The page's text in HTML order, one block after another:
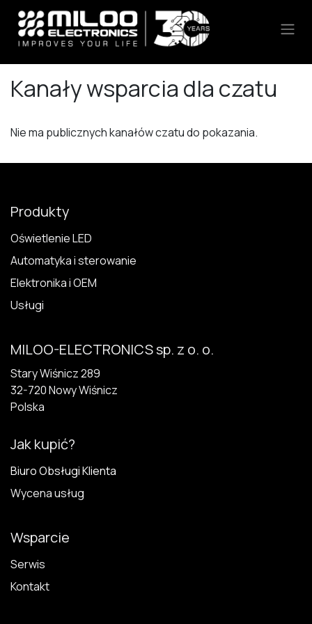
Skip to Content
Kanały wsparcia dla czatu
Nie ma publicznych kanałów czatu do pokazania.
Produkty
Oświetlenie LED
Automatyka i sterowanie
Elektronika i OEM
Usługi
MILOO-ELECTRONICS sp. z o. o.
Stary Wiśnicz 289
32-720 N​owy Wiśnicz
Polska
Jak kupić?
Biuro Obsługi Klienta
Wycena usług
Wsparcie
Serwis
Kontakt